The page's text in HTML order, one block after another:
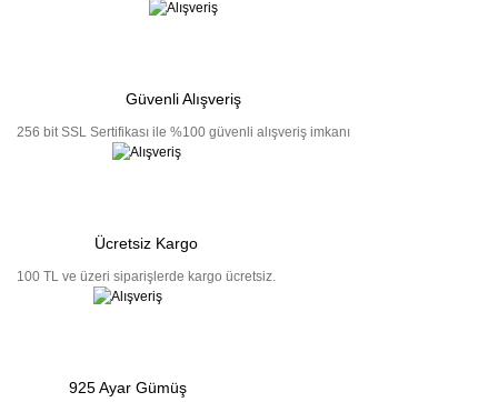
Güvenli Alışveriş
256 bit SSL Sertifikası ile %100 güvenli alışveriş imkanı
Ücretsiz Kargo
100 TL ve üzeri siparişlerde kargo ücretsiz.
925 Ayar Gümüş